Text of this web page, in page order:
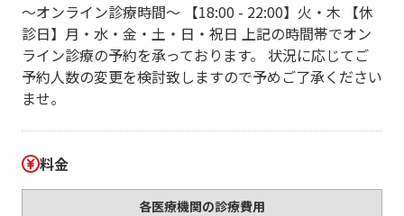
～オンライン診療時間～ 【18:00 - 22:00】火・木 【休
診日】月・水・金・土・日・祝日 上記の時間帯でオン
ライン診療の予約を承っております。 状況に応じてご
予約人数の変更を検討致しますので予めご了承ください
ませ。
料金
各医療機関の診療費用